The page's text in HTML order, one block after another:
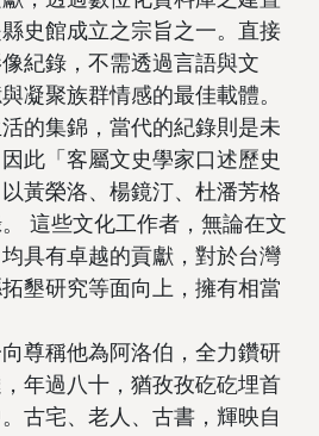
史館成立之宗旨之一。直接
紀錄，不需透過言語與文
凝聚族群情感的最佳載體。
的集錦，當代的紀錄則是未
此「客屬文史學家口述歷史
黃榮洛、楊鏡汀、杜潘芳格
這些文化工作者，無論在文
具有卓越的貢獻，對於台灣
墾研究等面向上，擁有相當
尊稱他為阿洛伯，全力鑽研
年過八十，猶孜孜矻矻埋首
古宅、老人、古書，輝映自